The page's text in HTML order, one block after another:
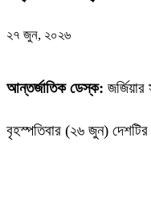
২৭ জুন, ২০২৬
আন্তর্জাতিক ডেস্ক:
বৃহস্পতিবার (২৬ জুন)